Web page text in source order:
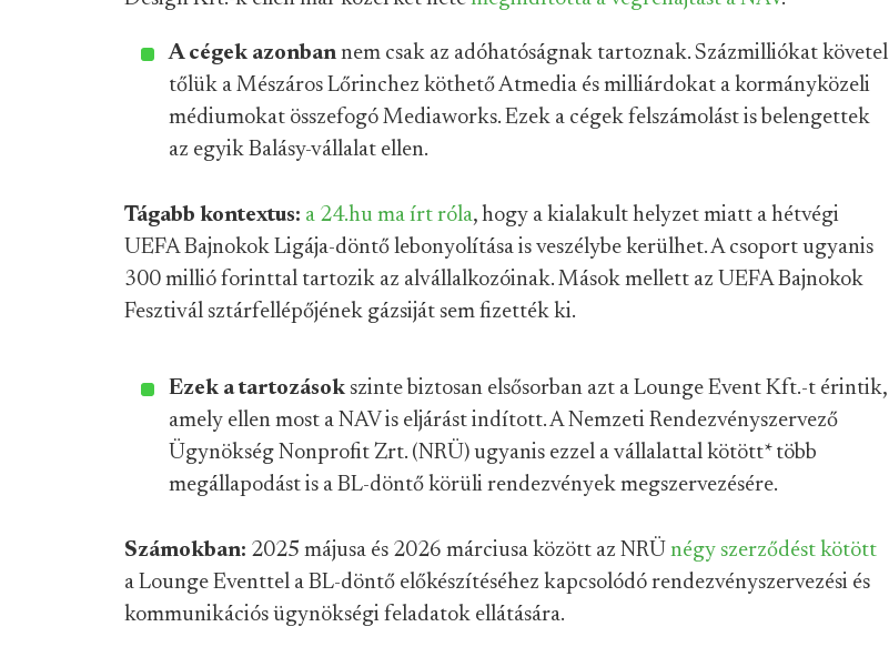
A cégek azonban nem csak az adóhatóságnak tartoznak. Százmilliókat követel
tőlük a Mészáros Lőrinchez köthető Atmedia és milliárdokat a kormányközeli
médiumokat összefogó Mediaworks. Ezek a cégek felszámolást is belengettek
az egyik Balásy-vállalat ellen.
Tágabb kontextus: a 24.hu ma írt róla, hogy a kialakult helyzet miatt a hétvégi
UEFA Bajnokok Ligája-döntő lebonyolítása is veszélybe kerülhet. A csoport ugyanis
300 millió forinttal tartozik az alvállalkozóinak. Mások mellett az UEFA Bajnokok
Fesztivál sztárfellépőjének gázsiját sem fizették ki.
Ezek a tartozások szinte biztosan elsősorban azt a Lounge Event Kft.-t érintik,
amely ellen most a NAV is eljárást indított. A Nemzeti Rendezvényszervező
Ügynökség Nonprofit Zrt. (NRÜ) ugyanis ezzel a vállalattal kötött*több
megállapodást is a BL-döntő körüli rendezvények megszervezésére.
Számokban: 2025 májusa és 2026 márciusa között az NRÜ négy szerződést kötött
a Lounge Eventtel a BL-döntő előkészítéséhez kapcsolódó rendezvényszervezési és
kommunikációs ügynökségi feladatok ellátására.